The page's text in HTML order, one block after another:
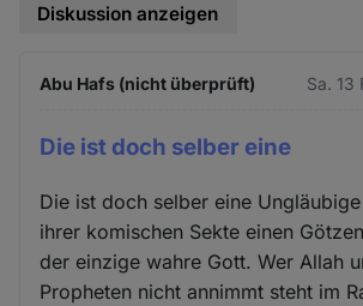
Diskussion anzeigen
Abu Hafs (nicht überprüft) Sa. 13
Die ist doch selber eine
Die ist doch selber eine
ihrer komischen Sekte einen
der einzige wahre Gott. Wer Allah
Propheten nicht annimmt steht im